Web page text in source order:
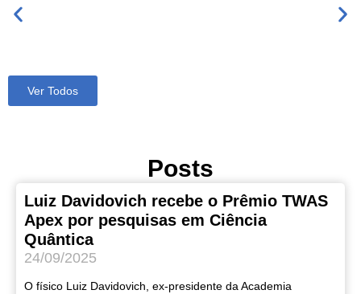
Ver Todos
Posts
Luiz Davidovich recebe o Prêmio TWAS
Apex por pesquisas em Ciência
Quântica
24/09/2025
O físico Luiz Davidovich, ex-presidente da Academia